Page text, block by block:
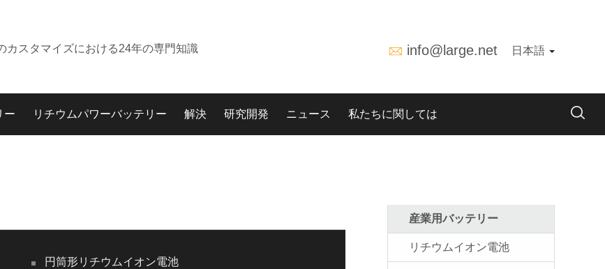
カスタマイズにおける24年の専門知識 info@large.net 日本語
ー リチウムパワーバッテリー 解決 研究開発 ニュース 私たちに関しては
円筒形リチウムイオン電池
産業用バッテリー
リチウムイオン電池